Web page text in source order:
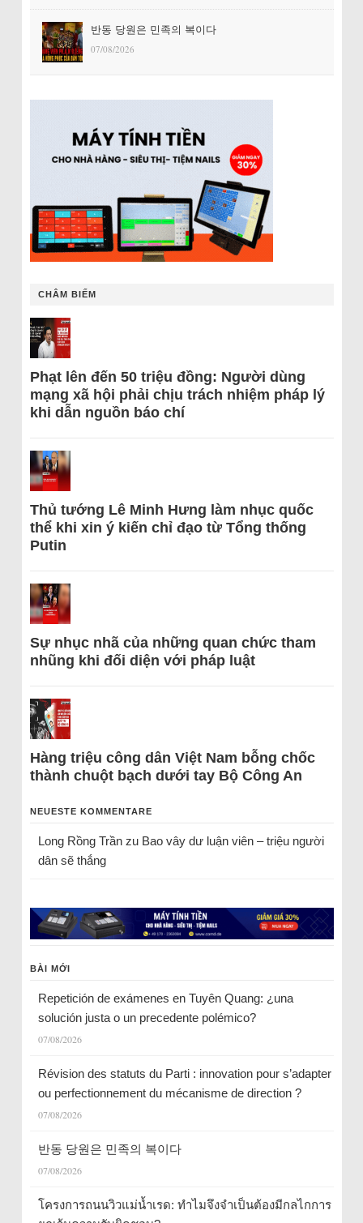
반동 당원은 민족의 복이다
07/08/2026
CHÂM BIẾM
Phạt lên đến 50 triệu đồng: Người dùng
mạng xã hội phải chịu trách nhiệm pháp lý
khi dẫn nguồn báo chí
Thủ tướng Lê Minh Hưng làm nhục quốc
thể khi xin ý kiến chỉ đạo từ Tổng thống
Putin
Sự nhục nhã của những quan chức tham
nhũng khi đối diện với pháp luật
Hàng triệu công dân Việt Nam bỗng chốc
thành chuột bạch dưới tay Bộ Công An
NEUESTE KOMMENTARE
Long Rồng Trầnzu Bao vây dư luận viên – triệu người
dân sẽ thắng
BÀI MỚI
Repetición de exámenes en Tuyên Quang: ¿una
solución justa o un precedente polémico?
07/08/2026
Révision des statuts du Parti : innovation pour s’adapter
ou perfectionnement du mécanisme de direction ?
07/08/2026
반동 당원은 민족의 복이다
07/08/2026
โครงการถนนวิวแม่น้ำเรด: ทำไมจึงจำเป็นต้องมีกลไกการ